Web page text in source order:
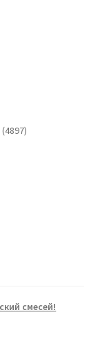
48974897
смесей!